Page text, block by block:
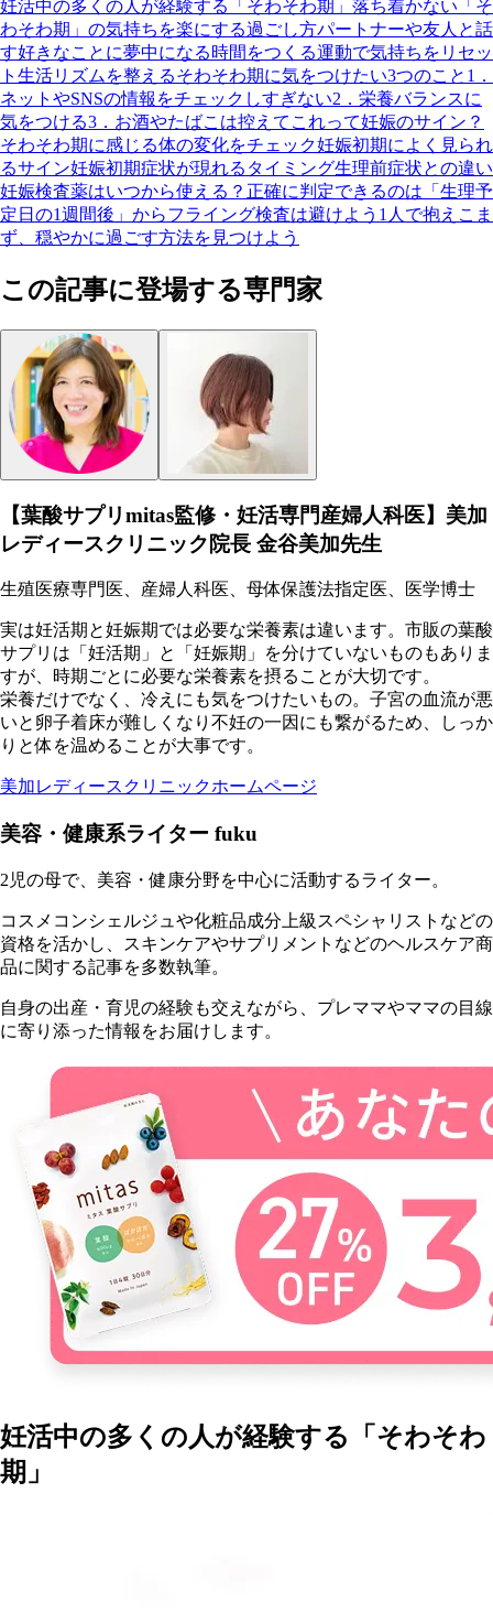
妊活中の多くの人が経験する「そわそわ期」 落ち着かない「そ
わそわ期」の気持ちを楽にする過ごし方パートナーや友人と話
す好きなことに夢中になる時間をつくる運動で気持ちをリセッ
ト 生活リズムを整えるそわそわ期に気をつけたい3つのこと 1．
ネットやSNSの情報をチェックしすぎない2．栄養バランスに
気をつける3．お酒やたばこは控えて これって妊娠のサイン？
そわそわ期に感じる体の変化をチェック妊娠初期によく見られ
るサイン妊娠初期症状が現れるタイミング生理前症状との違い
妊娠検査薬はいつから使える？ 正確に判定できるのは「生理予
定日の1週間後」からフライング検査は避けよう 1人で抱えこま
ず、穏やかに過ごす方法を見つけよう
この記事に登場する専門家
【葉酸サプリmitas監修・妊活専門産婦人科医】美加
レディースクリニック院長 金谷美加先生
生殖医療専門医、産婦人科医、母体保護法指定医、医学博士
実は妊活期と妊娠期では必要な栄養素は違います。市販の葉酸
サプリは「妊活期」と「妊娠期」を分けていないものもありま
すが、時期ごとに必要な栄養素を摂ることが大切です。
栄養だけでなく、冷えにも気をつけたいもの。子宮の血流が悪
いと卵子着床が難しくなり不妊の一因にも繋がるため、しっか
りと体を温めることが大事です。
美加レディースクリニックホームページ
美容・健康系ライター fuku
2児の母で、美容・健康分野を中心に活動するライター。
コスメコンシェルジュや化粧品成分上級スペシャリストなどの
資格を活かし、スキンケアやサプリメントなどのヘルスケア商
品に関する記事を多数執筆。
自身の出産・育児の経験も交えながら、プレママやママの目線
に寄り添った情報をお届けします。
妊活中の多くの人が経験する「そわそわ
期」